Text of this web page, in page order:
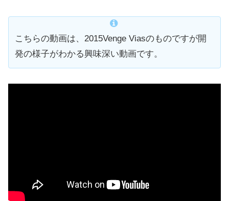
こちらの動画は、2015Venge Viasのものですが開
発の様子がわかる興味深い動画です。